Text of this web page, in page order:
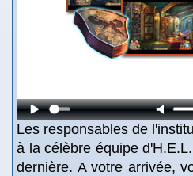
Les responsables de
à la célèbre équipe
dernière. A votre arrivée,